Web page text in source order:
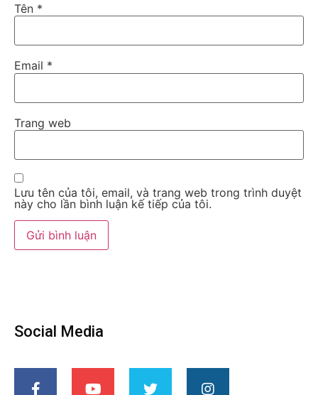
Tên *
Email *
Trang web
Lưu tên của tôi, email, và trang web trong trình duyệt
này cho lần bình luận kế tiếp của tôi.
Social Media